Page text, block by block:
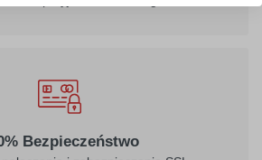
Bezpieczeństwo